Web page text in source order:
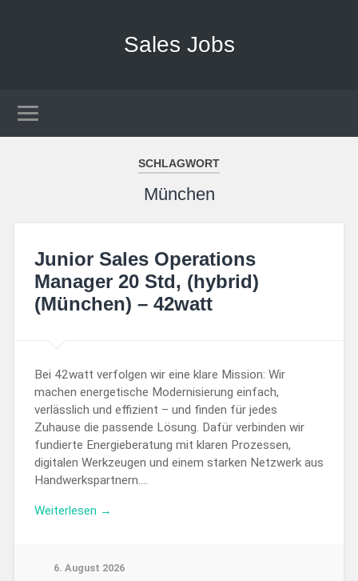
Sales Jobs
SCHLAGWORT
München
Junior Sales Operations
Manager 20 Std, (hybrid)
(München) – 42watt
Bei 42watt verfolgen wir eine klare Mission: Wir
machen energetische Modernisierung einfach,
verlässlich und effizient – und finden für jedes
Zuhause die passende Lösung. Dafür verbinden wir
fundierte Energieberatung mit klaren Prozessen,
digitalen Werkzeugen und einem starken Netzwerk aus
Handwerkspartnern….
Weiterlesen →
6. August 2026